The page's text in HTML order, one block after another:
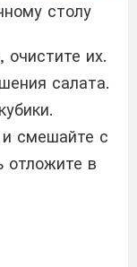
столу
очистите их.
салата.
смешайте с
отложите в